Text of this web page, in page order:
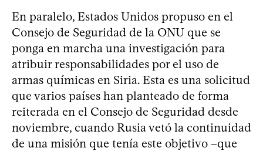
En paralelo, Estados Unidos propuso en el
Consejo de Seguridad de la ONU que se
ponga en marcha una investigación para
atribuir responsabilidades por el uso de
armas químicas en Siria. Esta es una solicitud
que varios países han planteado de forma
reiterada en el Consejo de Seguridad desde
noviembre, cuando Rusia vetó la continuidad
de una misión que tenía este objetivo –que